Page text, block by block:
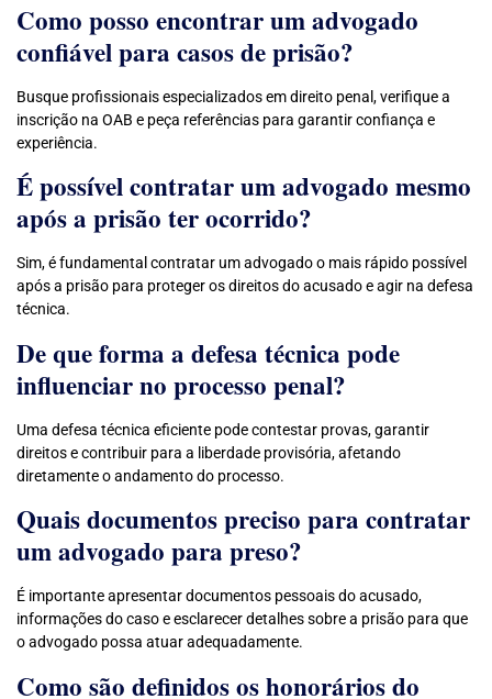
Como posso encontrar um advogado
confiável para casos de prisão?
Busque profissionais especializados em direito penal, verifique a
inscrição na OAB e peça referências para garantir confiança e
experiência.
É possível contratar um advogado mesmo
após a prisão ter ocorrido?
Sim, é fundamental contratar um advogado o mais rápido possível
após a prisão para proteger os direitos do acusado e agir na defesa
técnica.
De que forma a defesa técnica pode
influenciar no processo penal?
Uma defesa técnica eficiente pode contestar provas, garantir
direitos e contribuir para a liberdade provisória, afetando
diretamente o andamento do processo.
Quais documentos preciso para contratar
um advogado para preso?
É importante apresentar documentos pessoais do acusado,
informações do caso e esclarecer detalhes sobre a prisão para que
o advogado possa atuar adequadamente.
Como são definidos os honorários do